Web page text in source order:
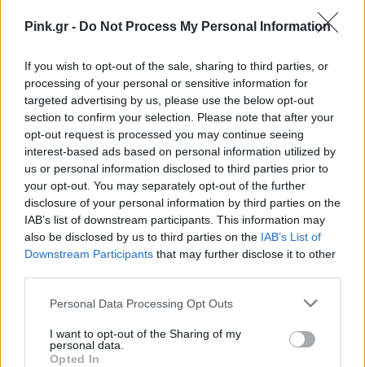
Pink.gr - Do Not Process My Personal Information
If you wish to opt-out of the sale, sharing to third parties, or
processing of your personal or sensitive information for
targeted advertising by us, please use the below opt-out
section to confirm your selection. Please note that after your
opt-out request is processed you may continue seeing
interest-based ads based on personal information utilized by
us or personal information disclosed to third parties prior to
your opt-out. You may separately opt-out of the further
disclosure of your personal information by third parties on the
IAB’s list of downstream participants. This information may
also be disclosed by us to third parties on the IAB’s List of
Downstream Participants that may further disclose it to other
Personal Data Processing Opt Outs
I want to opt-out of the Sharing of my
personal data.
Opted In